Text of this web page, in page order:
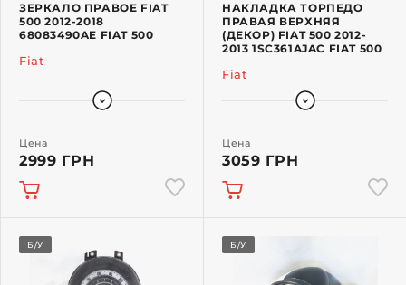
ЗЕРКАЛО ПРАВОЕ FIAT
500 2012-2018
68083490AE FIAT 500
Fiat
Цена
2999 ГРН
НАКЛАДКА ТОРПЕДО
ПРАВАЯ ВЕРХНЯЯ
(ДЕКОР) FIAT 500 2012-
2013 1SC361AJAC FIAT 500
Fiat
Цена
3059 ГРН
Б/У Б/У